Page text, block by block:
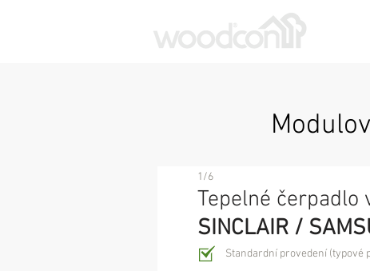
1/6
Tepelné čerpadlo
SINCLAIR /
Standardní provedení (typové